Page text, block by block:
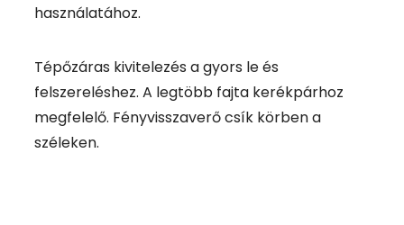
használatához.
Tépőzáras kivitelezés a gyors le és
felszereléshez. A legtöbb fajta kerékpárhoz
megfelelő. Fényvisszaverő csík körben a
széleken.